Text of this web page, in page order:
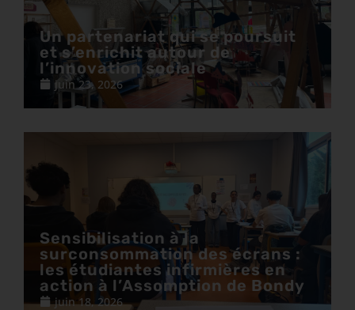
Un partenariat qui se poursuit
et s’enrichit autour de
l’innovation sociale
juin 23, 2026
Sensibilisation à la
surconsommation des écrans :
les étudiantes infirmières en
action à l’Assomption de Bondy
juin 18, 2026